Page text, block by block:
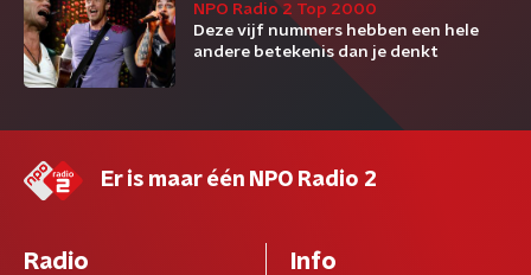
NPO Radio 2 Top 2000
Deze vijf nummers hebben een hele
andere betekenis dan je denkt
Er is maar één NPO Radio 2
Radio Info